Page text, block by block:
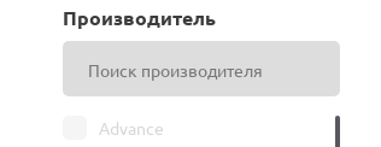
Производитель
Advance